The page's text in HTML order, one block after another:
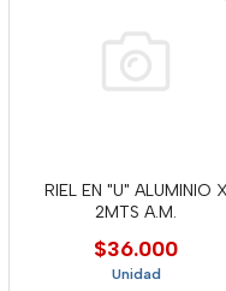
RIEL EN "U" ALUMINIO X
2MTS A.M.
$36.000
Unidad